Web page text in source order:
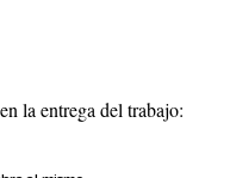
la entrega del trabajo: